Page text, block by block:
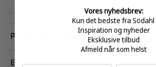
Egenskaber
Produktinformation
Vores nyhedsbrev:
Kun det bedste fra Södahl
Inspiration og nyheder
Eksklusive tilbud
Afmeld når som helst